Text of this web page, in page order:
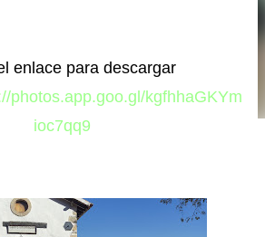
enlace para descargar
photos.app.goo.gl/kgfhhaGKYm
ioc7qq9